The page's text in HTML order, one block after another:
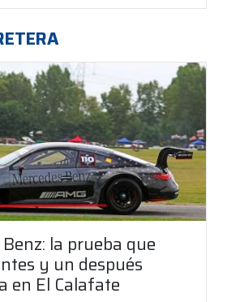
la prueba que
y un después
en El Calafate